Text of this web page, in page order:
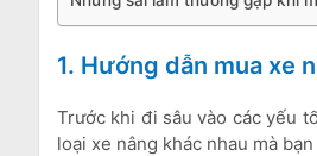
1. Hướng dẫn mua xe
Trước khi đi sâu vào các yếu
loại xe nâng khác nhau mà